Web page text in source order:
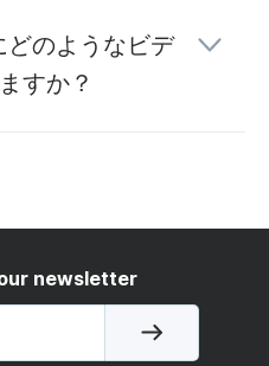
のようなビデ
すか？
newsletter